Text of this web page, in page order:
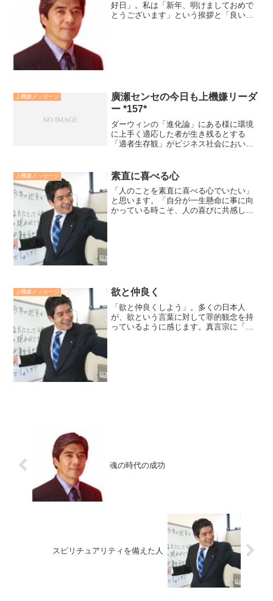
好日」。私は「新年、明けましておめで
とうございます」という挨拶と「良いお
上機嫌メッセージ
廣瀬センセの今日も上機嫌リーダ
ー *157*
ダーウィンの「進化論」にある様に環境
に上手く適応した者が生き残るとする
「適者生存観」がビジネス社会において
す。例えば、「売れない時代だから値段
を下げるしかない」としてダン...
上機嫌メッセージ 素直に喜べる心
「人のことを素直に喜べる心でいたい」
と思います。「自分が一生懸命に事に向
かっている時こそ、人の喜びに共感し素
上機嫌メッセージ 欲と仲良く
「欲と仲良くしよう」。多くの日本人
が、欲という言葉に対して罪的観念を持
っているように感じます。真言宗に「大
魂の時代の成功
スピリチュアリティを備えた人